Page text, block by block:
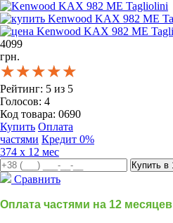
4099
грн.
★★★★★
★★★★★
★★★★★
Рейтинг: 5 из 5
Голосов: 4
Код товара: 0690
Купить Оплата
частями Кредит 0%
374 x 12 мес
Сравнить
Оплата частями на 12 месяцев